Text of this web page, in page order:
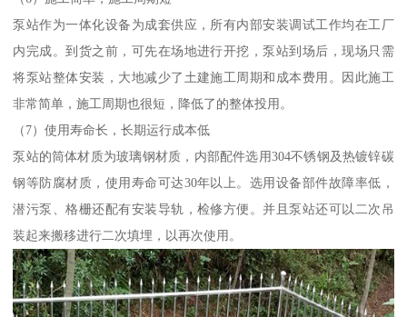
泵站作为一体化设备为成套供应，所有内部安装调试工作均在工厂
内完成。到货之前，可先在场地进行开挖，泵站到场后，现场只需
将泵站整体安装，大地减少了土建施工周期和成本费用。因此施工
非常简单，施工周期也很短，降低了的整体投用。
（7）使用寿命长，长期运行成本低
泵站的筒体材质为玻璃钢材质，内部配件选用304不锈钢及热镀锌碳
钢等防腐材质，使用寿命可达30年以上。选用设备部件故障率低，
潜污泵、格栅还配有安装导轨，检修方便。并且泵站还可以二次吊
装起来搬移进行二次填埋，以再次使用。